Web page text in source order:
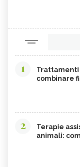
1
Trattamenti
combinare
2
Terapie
animali: